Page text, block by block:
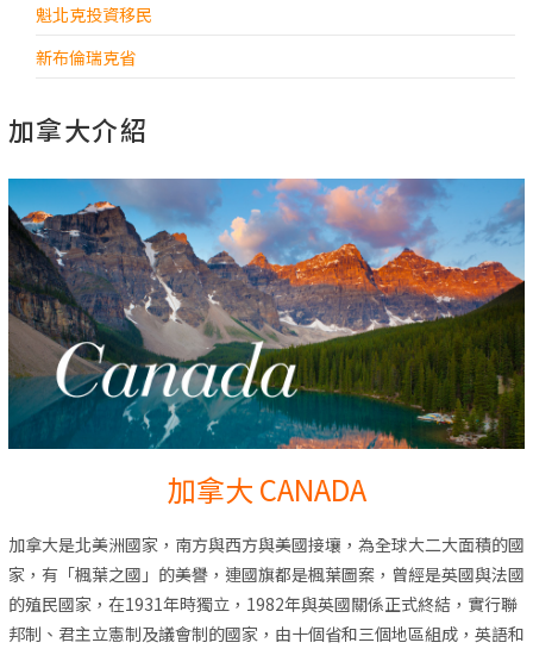
魁北克投資移民
新布倫瑞克省
加拿大介紹
加拿大 CANADA
加拿大是北美洲國家，南方與西方與美國接壤，為全球大二大面積的國
家，有「楓葉之國」的美譽，連國旗都是楓葉圖案，曾經是英國與法國
的殖民國家，在1931年時獨立，1982年與英國關係正式終結，實行聯
邦制、君主立憲制及議會制的國家，由十個省和三個地區組成，英語和